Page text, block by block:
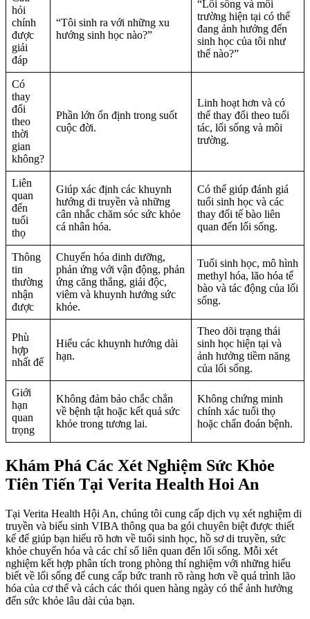
hỏi
chính
được
giải
đáp
“Tôi sinh ra với những xu
hướng sinh học nào?”
“Lối sống và môi
trường hiện tại có thể
đang ảnh hưởng đến
sinh học của tôi như
thế nào?”
Có
thay
đổi
theo
thời
gian
không?
Phần lớn ổn định trong suốt
cuộc đời.
Linh hoạt hơn và có
thể thay đổi theo tuổi
tác, lối sống và môi
trường.
Liên
quan
đến
tuổi
thọ
Giúp xác định các khuynh
hướng di truyền và những
cân nhắc chăm sóc sức khỏe
cá nhân hóa.
Có thể giúp đánh giá
tuổi sinh học và các
thay đổi tế bào liên
quan đến lối sống.
Thông
tin
thường
nhận
được
Chuyển hóa dinh dưỡng,
phản ứng với vận động, phản
ứng căng thẳng, giải độc,
viêm và khuynh hướng sức
khỏe.
Tuổi sinh học, mô hình
methyl hóa, lão hóa tế
bào và tác động của lối
sống.
Phù
hợp
nhất để
Hiểu các khuynh hướng dài
hạn.
Theo dõi trạng thái
sinh học hiện tại và
ảnh hưởng tiềm năng
của lối sống.
Giới
hạn
quan
trọng
Không đảm bảo chắc chắn
về bệnh tật hoặc kết quả sức
khỏe trong tương lai.
Không chứng minh
chính xác tuổi thọ
hoặc chẩn đoán bệnh.
Khám Phá Các Xét Nghiệm Sức Khỏe
Tiên Tiến Tại Verita Health Hoi An
Tại Verita Health Hội An, chúng tôi cung cấp dịch vụ xét nghiệm di
truyền và biểu sinh VIBA thông qua ba gói chuyên biệt được thiết
kế để giúp bạn hiểu rõ hơn về tuổi sinh học, hồ sơ di truyền, sức
khỏe chuyển hóa và các chỉ số liên quan đến lối sống. Mỗi xét
nghiệm kết hợp phân tích trong phòng thí nghiệm với những hiểu
biết về lối sống để cung cấp bức tranh rõ ràng hơn về quá trình lão
hóa của cơ thể và cách các thói quen hàng ngày có thể ảnh hưởng
đến sức khỏe lâu dài của bạn.